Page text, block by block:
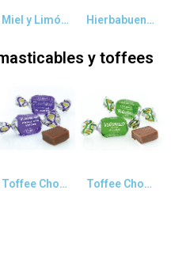
Vista rápidaMiel y Limón Tarro Cristal 110g Vista rápidaHierbabuena Tarro Cristal 110gr
y toffees
Vista rápidaToffee Chocolate Vista rápidaToffee Chocolate y Menta